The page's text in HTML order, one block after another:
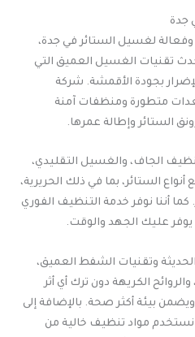
جدة
لغسيل الستائر في جدة،
تقنيات الغسيل العميق التي
بجودة الأقمشة. شركة
متطورة ومنظفات آمنة
الستائر وإطالة عمرها.
الجاف، والغسيل التقليدي،
الستائر، بما في ذلك الحريرية،
كما أننا نوفر خدمة التنظيف الفوري
يوفر عليك الجهد والوقت.
وتقنيات الشفط العميق،
والروائح الكريهة دون ترك أي أثر
بيئة أكثر صحة. بالإضافة إلى
مواد تنظيف خالية من